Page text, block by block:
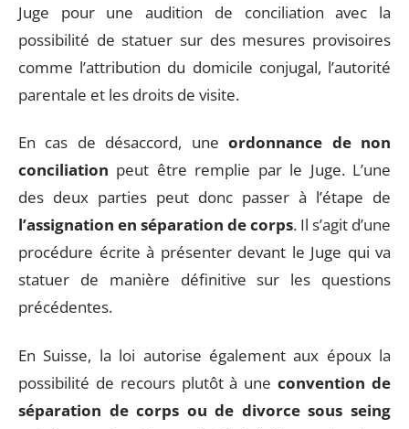
Juge pour une audition de conciliation avec la
possibilité de statuer sur des mesures provisoires
comme l’attribution du domicile conjugal, l’autorité
parentale et les droits de visite.
En cas de désaccord, uneordonnance de non
conciliation peut être remplie par le Juge. L’une
des deux parties peut donc passer à l’étape de
l’assignation en séparation de corps. Il s’agit d’une
procédure écrite à présenter devant le Juge qui va
statuer de manière définitive sur les questions
précédentes.
En Suisse, la loi autorise également aux époux la
possibilité de recours plutôt à uneconvention de
séparation de corps ou de divorce sous seing